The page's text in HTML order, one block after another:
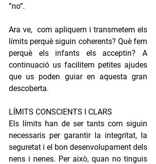
“no”.
Ara ve,  com apliquem i transmetem els
límits perquè siguin coherents? Què fem
perquè els infants els acceptin? A
continuació us facilitem petites ajudes
que us poden guiar en aquesta gran
descoberta.
LÍMITS CONSCIENTS I CLARS
Els límits han de ser tants com siguin
necessaris per garantir la integritat, la
seguretat i el bon desenvolupament dels
nens i nenes. Per això, quan no tinguis